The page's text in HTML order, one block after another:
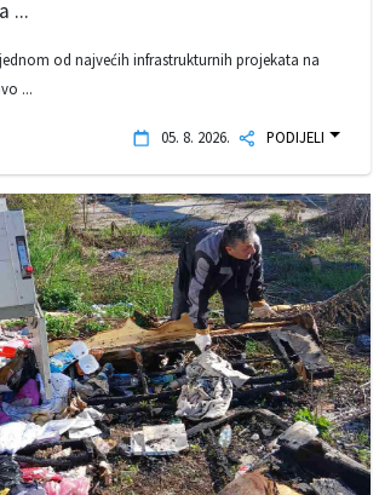
...
od najvećih infrastrukturnih projekata na
...
05. 8. 2026. PODIJELI